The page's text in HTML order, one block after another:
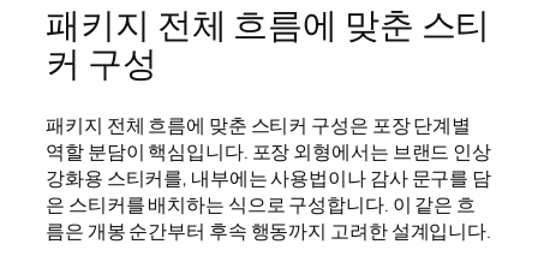
패키지 전체 흐름에 맞춘 스티
커 구성
패키지 전체 흐름에 맞춘 스티커 구성은 포장 단계별
역할 분담이 핵심입니다. 포장 외형에서는 브랜드 인상
강화용 스티커를, 내부에는 사용법이나 감사 문구를 담
은 스티커를 배치하는 식으로 구성합니다. 이 같은 흐
름은 개봉 순간부터 후속 행동까지 고려한 설계입니다.